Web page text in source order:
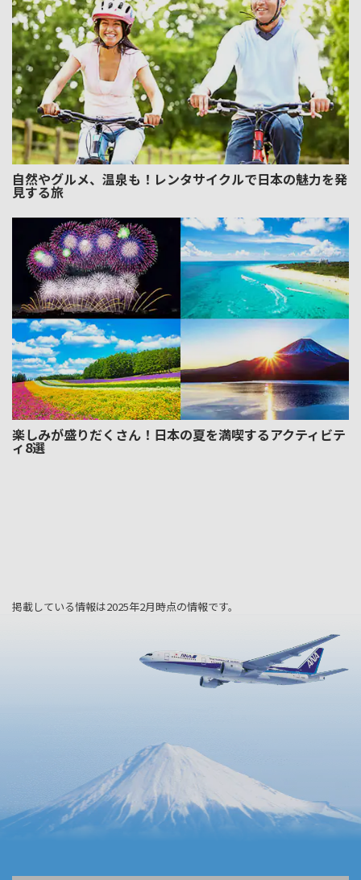
自然やグルメ、温泉も！レンタサイクルで日本の魅力を発
見する旅
楽しみが盛りだくさん！日本の夏を満喫するアクティビテ
ィ8選
掲載している情報は2025年2月時点の情報です。